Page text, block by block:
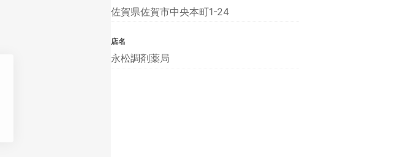
佐賀県佐賀市中央本町1-24
店名
永松調剤薬局